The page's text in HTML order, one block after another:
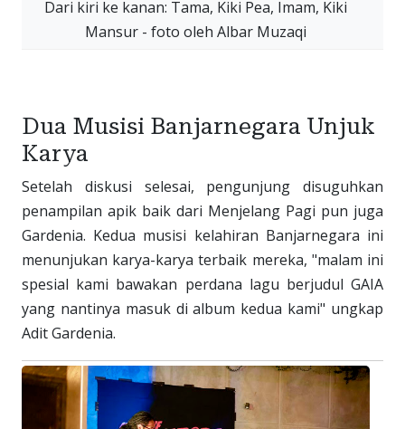
Dari kiri ke kanan: Tama, Kiki Pea, Imam, Kiki
Mansur - foto oleh Albar Muzaqi
Dua Musisi Banjarnegara Unjuk
Karya
Setelah diskusi selesai, pengunjung disuguhkan
penampilan apik baik dari Menjelang Pagi pun juga
Gardenia. Kedua musisi kelahiran Banjarnegara ini
menunjukan karya-karya terbaik mereka, "malam ini
spesial kami bawakan perdana lagu berjudul GAIA
yang nantinya masuk di album kedua kami" ungkap
Adit Gardenia.